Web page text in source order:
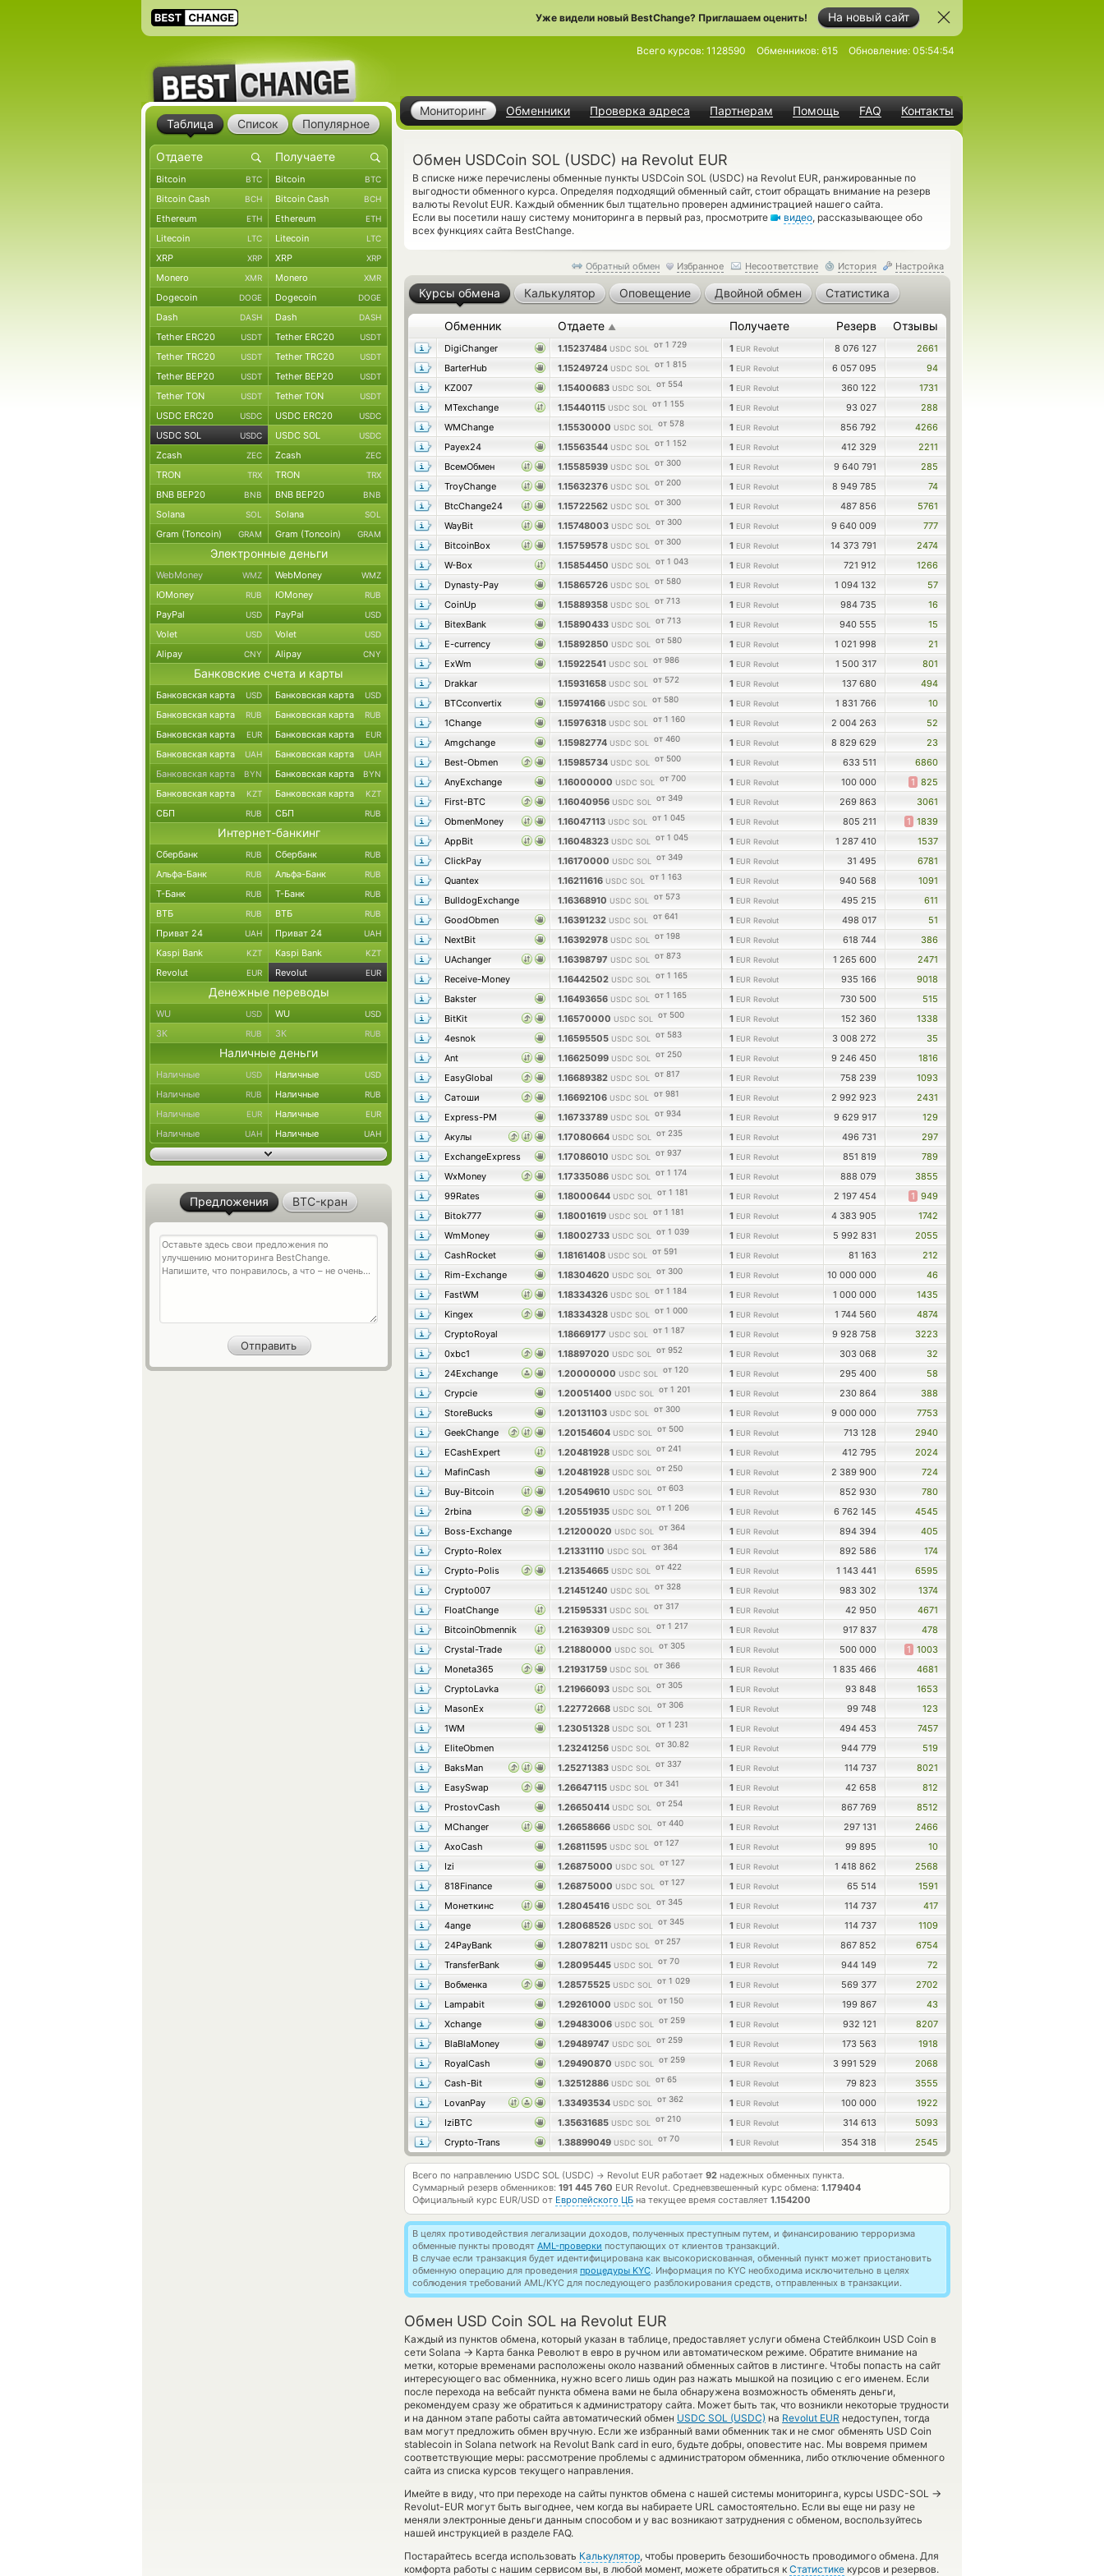
На новый сайт
Уже видели новый BestChange? Приглашаем оценить!
Мониторинг Обменники Проверка адреса Партнерам Помощь FAQ Контакты
Всего курсов: 1128590 Обменников: 615 Обновление: 05:54:54
Обмен USDCoin SOL (USDC) на Revolut EUR
В списке ниже перечислены обменные пункты USDCoin SOL (USDC) на Revolut EUR, ранжированные по
выгодности обменного курса. Определяя подходящий обменный сайт, стоит обращать внимание на резерв
валюты Revolut EUR. Каждый обменник был тщательно проверен администрацией нашего сайта.
Если вы посетили нашу систему мониторинга в первый раз, просмотрите
видео, рассказывающее обо
всех функциях сайта BestChange.
Обратный обмен Избранное Несоответствие История Настройка
Курсы обмена Калькулятор Оповещение Двойной обмен Статистика
Обменник Отдаете ▲ Получаете Резерв Отзывы
DigiChanger 1.15237484 USDC SOL от 1 729 1 EUR Revolut 8 076 127
2661
BarterHub
1.15249724 USDC SOL от 1 815 1 EUR Revolut 6 057 095
94
KZ007
1.15400683 USDC SOL от 554 1 EUR Revolut 360 122
1731
MTexchange
1.15440115 USDC SOL от 1 155 1 EUR Revolut 93 027
288
WMChange
1.15530000 USDC SOL от 578 1 EUR Revolut 856 792
4266
Payex24
1.15563544 USDC SOL от 1 152 1 EUR Revolut 412 329
2211
ВсемОбмен
1.15585939 USDC SOL от 300 1 EUR Revolut 9 640 791
285
TroyChange
1.15632376 USDC SOL от 200 1 EUR Revolut 8 949 785
74
BtcChange24
1.15722562 USDC SOL от 300 1 EUR Revolut 487 856
5761
WayBit
1.15748003 USDC SOL от 300 1 EUR Revolut 9 640 009
777
BitcoinBox
1.15759578 USDC SOL от 300 1 EUR Revolut 14 373 791
2474
W-Box
1.15854450 USDC SOL от 1 043 1 EUR Revolut 721 912
1266
Dynasty-Pay
1.15865726 USDC SOL от 580 1 EUR Revolut 1 094 132
57
CoinUp
1.15889358 USDC SOL от 713 1 EUR Revolut 984 735
16
BitexBank
1.15890433 USDC SOL от 713 1 EUR Revolut 940 555
15
E-currency
1.15892850 USDC SOL от 580 1 EUR Revolut 1 021 998
21
ExWm
1.15922541 USDC SOL от 986 1 EUR Revolut 1 500 317
801
Drakkar
1.15931658 USDC SOL от 572 1 EUR Revolut 137 680
494
BTCconvertix
1.15974166 USDC SOL от 580 1 EUR Revolut 1 831 766
10
1Change
1.15976318 USDC SOL от 1 160 1 EUR Revolut 2 004 263
52
Amgchange
1.15982774 USDC SOL от 460 1 EUR Revolut 8 829 629
23
Best-Obmen
1.15985734 USDC SOL от 500 1 EUR Revolut 633 511
6860
AnyExchange
1.16000000 USDC SOL от 700 1 EUR Revolut 100 000 1 825
First-BTC
1.16040956 USDC SOL от 349 1 EUR Revolut 269 863
3061
ObmenMoney
1.16047113 USDC SOL от 1 045 1 EUR Revolut 805 211 1 1839
AppBit
1.16048323 USDC SOL от 1 045 1 EUR Revolut 1 287 410
1537
ClickPay
1.16170000 USDC SOL от 349 1 EUR Revolut 31 495
6781
Quantex
1.16211616 USDC SOL от 1 163 1 EUR Revolut 940 568
1091
BulldogExchange
1.16368910 USDC SOL от 573 1 EUR Revolut 495 215
611
GoodObmen
1.16391232 USDC SOL от 641 1 EUR Revolut 498 017
51
NextBit
1.16392978 USDC SOL от 198 1 EUR Revolut 618 744
386
UAchanger
1.16398797 USDC SOL от 873 1 EUR Revolut 1 265 600
2471
Receive-Money
1.16442502 USDC SOL от 1 165 1 EUR Revolut 935 166
9018
Bakster
1.16493656 USDC SOL от 1 165 1 EUR Revolut 730 500
515
BitKit
1.16570000 USDC SOL от 500 1 EUR Revolut 152 360
1338
4esnok
1.16595505 USDC SOL от 583 1 EUR Revolut 3 008 272
35
Ant
1.16625099 USDC SOL от 250 1 EUR Revolut 9 246 450
1816
EasyGlobal
1.16689382 USDC SOL от 817 1 EUR Revolut 758 239
1093
Сатоши
1.16692106 USDC SOL от 981 1 EUR Revolut 2 992 923
2431
Express-PM
1.16733789 USDC SOL от 934 1 EUR Revolut 9 629 917
129
Акулы
1.17080664 USDC SOL от 235 1 EUR Revolut 496 731
297
ExchangeExpress
1.17086010 USDC SOL от 937 1 EUR Revolut 851 819
789
WxMoney
1.17335086 USDC SOL от 1 174 1 EUR Revolut 888 079
3855
99Rates
1.18000644 USDC SOL от 1 181 1 EUR Revolut 2 197 454 1 949
Bitok777
1.18001619 USDC SOL от 1 181 1 EUR Revolut 4 383 905
1742
WmMoney
1.18002733 USDC SOL от 1 039 1 EUR Revolut 5 992 831
2055
CashRocket
1.18161408 USDC SOL от 591 1 EUR Revolut 81 163
212
Rim-Exchange
1.18304620 USDC SOL от 300 1 EUR Revolut 10 000 000
46
FastWM
1.18334326 USDC SOL от 1 184 1 EUR Revolut 1 000 000
1435
Kingex
1.18334328 USDC SOL от 1 000 1 EUR Revolut 1 744 560
4874
CryptoRoyal
1.18669177 USDC SOL от 1 187 1 EUR Revolut 9 928 758
3223
0xbc1
1.18897020 USDC SOL от 952 1 EUR Revolut 303 068
32
24Exchange
1.20000000 USDC SOL от 120 1 EUR Revolut 295 400
58
Crypcie
1.20051400 USDC SOL от 1 201 1 EUR Revolut 230 864
388
StoreBucks
1.20131103 USDC SOL от 300 1 EUR Revolut 9 000 000
7753
GeekChange
1.20154604 USDC SOL от 500 1 EUR Revolut 713 128
2940
ECashExpert
1.20481928 USDC SOL от 241 1 EUR Revolut 412 795
2024
MafinCash
1.20481928 USDC SOL от 250 1 EUR Revolut 2 389 900
724
Buy-Bitcoin
1.20549610 USDC SOL от 603 1 EUR Revolut 852 930
780
2rbina
1.20551935 USDC SOL от 1 206 1 EUR Revolut 6 762 145
4545
Boss-Exchange
1.21200020 USDC SOL от 364 1 EUR Revolut 894 394
405
Crypto-Rolex
1.21331110 USDC SOL от 364 1 EUR Revolut 892 586
174
Crypto-Polis
1.21354665 USDC SOL от 422 1 EUR Revolut 1 143 441
6595
Crypto007
1.21451240 USDC SOL от 328 1 EUR Revolut 983 302
1374
FloatChange
1.21595331 USDC SOL от 317 1 EUR Revolut 42 950
4671
BitcoinObmennik
1.21639309 USDC SOL от 1 217 1 EUR Revolut 917 837
478
Crystal-Trade
1.21880000 USDC SOL от 305 1 EUR Revolut 500 000 1 1003
Moneta365
1.21931759 USDC SOL от 366 1 EUR Revolut 1 835 466
4681
CryptoLavka
1.21966093 USDC SOL от 305 1 EUR Revolut 93 848
1653
MasonEx
1.22772668 USDC SOL от 306 1 EUR Revolut 99 748
123
1WM
1.23051328 USDC SOL от 1 231 1 EUR Revolut 494 453
7457
EliteObmen
1.23241256 USDC SOL от 30.82 1 EUR Revolut 944 779
519
BaksMan
1.25271383 USDC SOL от 337 1 EUR Revolut 114 737
8021
EasySwap
1.26647115 USDC SOL от 341 1 EUR Revolut 42 658
812
ProstovCash
1.26650414 USDC SOL от 254 1 EUR Revolut 867 769
8512
MChanger
1.26658666 USDC SOL от 440 1 EUR Revolut 297 131
2466
AxoCash
1.26811595 USDC SOL от 127 1 EUR Revolut 99 895
10
Izi
1.26875000 USDC SOL от 127 1 EUR Revolut 1 418 862
2568
818Finance
1.26875000 USDC SOL от 127 1 EUR Revolut 65 514
1591
Монеткинс
1.28045416 USDC SOL от 345 1 EUR Revolut 114 737
417
4ange
1.28068526 USDC SOL от 345 1 EUR Revolut 114 737
1109
24PayBank
1.28078211 USDC SOL от 257 1 EUR Revolut 867 852
6754
TransferBank
1.28095445 USDC SOL от 70 1 EUR Revolut 944 149
72
Вобменка
1.28575525 USDC SOL от 1 029 1 EUR Revolut 569 377
2702
Lampabit
1.29261000 USDC SOL от 150 1 EUR Revolut 199 867
43
Xchange
1.29483006 USDC SOL от 259 1 EUR Revolut 932 121
8207
BlaBlaMoney
1.29489747 USDC SOL от 259 1 EUR Revolut 173 563
1918
RoyalCash
1.29490870 USDC SOL от 259 1 EUR Revolut 3 991 529
2068
Cash-Bit
1.32512886 USDC SOL от 65 1 EUR Revolut 79 823
3555
LovanPay
1.33493534 USDC SOL от 362 1 EUR Revolut 100 000
1922
IziBTC
1.35631685 USDC SOL от 210 1 EUR Revolut 314 613
5093
Crypto-Trans
1.38899049 USDC SOL от 70 1 EUR Revolut 354 318 2545
Всего по направлению USDC SOL (USDC) → Revolut EUR работает 92 надежных обменных пункта.
Суммарный резерв обменников: 191 445 760 EUR Revolut. Средневзвешенный курс обмена: 1.179404
Официальный курс EUR/USD от Европейского ЦБ на текущее время составляет 1.154200
В целях противодействия легализации доходов, полученных преступным путем, и финансированию терроризма
обменные пункты проводят AML-проверки поступающих от клиентов транзакций.
В случае если транзакция будет идентифицирована как высокорискованная, обменный пункт может приостановить
обменную операцию для проведения процедуры KYC. Информация по KYC необходима исключительно в целях
соблюдения требований AML/KYC для последующего разблокирования средств, отправленных в транзакции.
Обмен USD Coin SOL на Revolut EUR
Каждый из пунктов обмена, который указан в таблице, предоставляет услуги обмена Стейблкоин USD Coin в
сети Solana → Карта банка Револют в евро в ручном или автоматическом режиме. Обратите внимание на
метки, которые временами расположены около названий обменных сайтов в листинге. Чтобы попасть на сайт
интересующего вас обменника, нужно всего лишь один раз нажать мышкой на позицию с его именем. Если
после перехода на вебсайт пункта обмена вами не была обнаружена возможность обменять деньги,
рекомендуем сразу же обратиться к администратору сайта. Может быть так, что возникли некоторые трудности
и на данном этапе работы сайта автоматический обмен USDC SOL (USDC) на Revolut EUR недоступен, тогда
вам могут предложить обмен вручную. Если же избранный вами обменник так и не смог обменять USD Coin
stablecoin in Solana network на Revolut Bank card in euro, будьте добры, оповестите нас. Мы вовремя примем
соответствующие меры: рассмотрение проблемы с администратором обменника, либо отключение обменного
сайта из списка курсов текущего направления.
Имейте в виду, что при переходе на сайты пунктов обмена с нашей системы мониторинга, курсы USDC-SOL →
Revolut-EUR могут быть выгоднее, чем когда вы набираете URL самостоятельно. Если вы еще ни разу не
меняли электронные деньги данным способом и у вас возникают затруднения с обменом, воспользуйтесь
нашей инструкцией в разделе FAQ.
Постарайтесь всегда использовать Калькулятор, чтобы проверить безошибочность проводимого обмена. Для
комфорта работы с нашим сервисом вы, в любой момент, можете обратиться к Статистике курсов и резервов.
Таблица Список Популярное
Bitcoin BTC Bitcoin BTC
Bitcoin Cash BCH Bitcoin Cash BCH
Ethereum ETH Ethereum ETH
Litecoin LTC Litecoin LTC
XRP XRP XRP XRP
Monero XMR Monero XMR
Dogecoin DOGE Dogecoin DOGE
Dash DASH Dash DASH
Tether ERC20 USDT Tether ERC20 USDT
Tether TRC20 USDT Tether TRC20 USDT
Tether BEP20 USDT Tether BEP20 USDT
Tether TON USDT Tether TON USDT
USDC ERC20 USDC USDC ERC20 USDC
USDC SOL USDC USDC SOL USDC
Zcash ZEC Zcash ZEC
TRON TRX TRON TRX
BNB BEP20 BNB BNB BEP20 BNB
Solana SOL Solana SOL
Gram (Toncoin) GRAM Gram (Toncoin) GRAM
Электронные деньги
WebMoney WMZ WebMoney WMZ
ЮMoney RUB ЮMoney RUB
PayPal USD PayPal USD
Volet USD Volet USD
Alipay CNY Alipay CNY
Банковские счета и карты
Банковская карта USD Банковская карта USD
Банковская карта RUB Банковская карта RUB
Банковская карта EUR Банковская карта EUR
Банковская карта UAH Банковская карта UAH
Банковская карта BYN Банковская карта BYN
Банковская карта KZT Банковская карта KZT
СБП RUB СБП RUB
Интернет-банкинг
Сбербанк RUB Сбербанк RUB
Альфа-Банк RUB Альфа-Банк RUB
Т-Банк RUB Т-Банк RUB
ВТБ RUB ВТБ RUB
Приват 24 UAH Приват 24 UAH
Kaspi Bank KZT Kaspi Bank KZT
Revolut EUR Revolut EUR
Денежные переводы
WU USD WU USD
ЗК RUB ЗК RUB
Наличные деньги
Наличные USD Наличные USD
Наличные RUB Наличные RUB
Наличные EUR Наличные EUR
Наличные UAH Наличные UAH
Предложения BTC-кран